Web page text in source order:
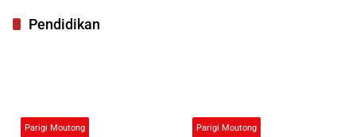
Pendidikan
Parigi Moutong Parigi Moutong